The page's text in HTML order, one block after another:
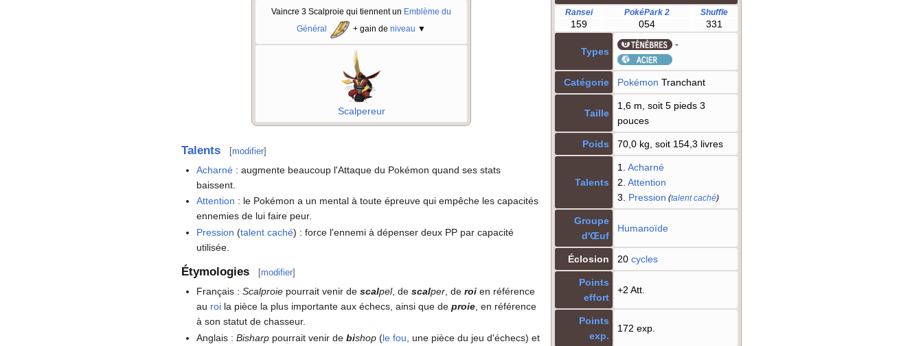
Ransei PokéPark 2 Shuffle
159 054 331
Types
-
Catégorie Pokémon Tranchant
Taille
1,6 m, soit 5 pieds 3
pouces
Poids 70,0 kg, soit 154,3 livres
Talents
1. Acharné
2. Attention
3. Pression (talent caché)
Groupe
d'Œuf
Humanoïde
Éclosion 20 cycles
Points
effort
+2 Att.
Points
exp.
172 exp.
Vaincre 3 Scalproie qui tiennent un Emblème du
Général
+ gain de niveau ▼
Scalpereur
Talents [modifier]
Acharné : augmente beaucoup l'Attaque du Pokémon quand ses stats
baissent.
Attention : le Pokémon a un mental à toute épreuve qui empêche les capacités
ennemies de lui faire peur.
Pression (talent caché) : force l'ennemi à dépenser deux PP par capacité
utilisée.
Étymologies [modifier]
Français :Scalproie pourrait venir descalpel, descalper, deroi en référence
au roi la pièce la plus importante aux échecs, ainsi que deproie, en référence
à son statut de chasseur.
Anglais :Bisharp pourrait venir debishop (le fou , une pièce du jeu d'échecs) et